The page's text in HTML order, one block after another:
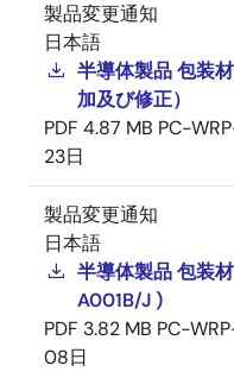
製品変更通知
日本語
半導体製品 包装
加及び修正）
PDF 4.87 MB PC-
23日
製品変更通知
日本語
半導体製品 包装
A001B/J )
PDF 3.82 MB PC-
08日